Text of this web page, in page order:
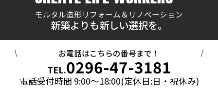
モルタル造形リフォーム＆リノベーション
新築よりも新しい選択を。
お電話はこちらの番号まで！
TEL.0296-47-3181
電話受付時間 9:00～18:00(定休日:日・祝休み)